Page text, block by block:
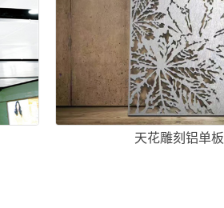
天花雕刻铝单板